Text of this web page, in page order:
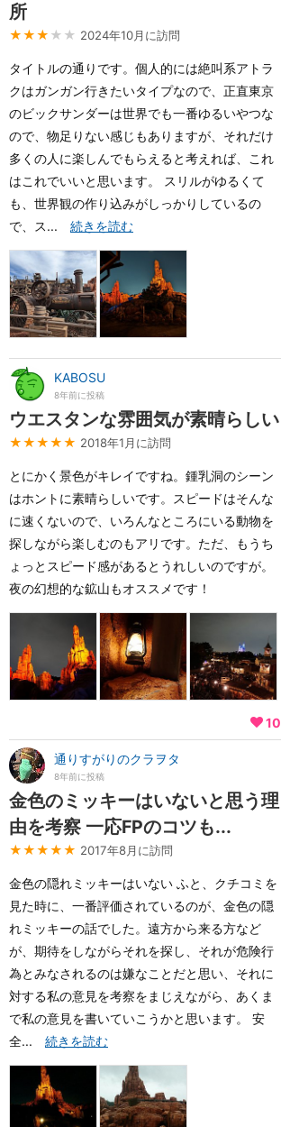
所
★★★ ★★ 2024年10月に訪問
タイトルの通りです。個人的には絶叫系アトラ
クはガンガン行きたいタイプなので、正直東京
のビックサンダーは世界でも一番ゆるいやつな
ので、物足りない感じもありますが、それだけ
多くの人に楽しんでもらえると考えれば、これ
はこれでいいと思います。 スリルがゆるくて
も、世界観の作り込みがしっかりしているの
で、ス... 続きを読む
KABOSU
8年前に投稿
ウエスタンな雰囲気が素晴らしい
★★★★★ 2018年1月に訪問
とにかく景色がキレイですね。鍾乳洞のシーン
はホントに素晴らしいです。スピードはそんな
に速くないので、いろんなところにいる動物を
探しながら楽しむのもアリです。ただ、もうち
ょっとスピード感があるとうれしいのですが。
夜の幻想的な鉱山もオススメです！
10
通りすがりのクラヲタ
8年前に投稿
金色のミッキーはいないと思う理
由を考察 一応FPのコツも...
★★★★★ 2017年8月に訪問
金色の隠れミッキーはいない ふと、クチコミを
見た時に、一番評価されているのが、金色の隠
れミッキーの話でした。遠方から来る方など
が、期待をしながらそれを探し、それが危険行
為とみなされるのは嫌なことだと思い、それに
対する私の意見を考察をまじえながら、あくま
で私の意見を書いていこうかと思います。 安
全... 続きを読む